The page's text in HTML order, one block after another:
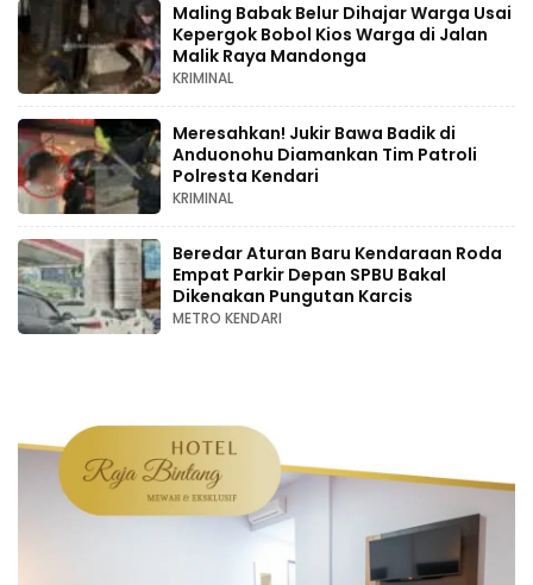
Maling Babak Belur Dihajar Warga Usai
Kepergok Bobol Kios Warga di Jalan
Malik Raya Mandonga
KRIMINAL
Meresahkan! Jukir Bawa Badik di
Anduonohu Diamankan Tim Patroli
Polresta Kendari
KRIMINAL
Beredar Aturan Baru Kendaraan Roda
Empat Parkir Depan SPBU Bakal
Dikenakan Pungutan Karcis
METRO KENDARI